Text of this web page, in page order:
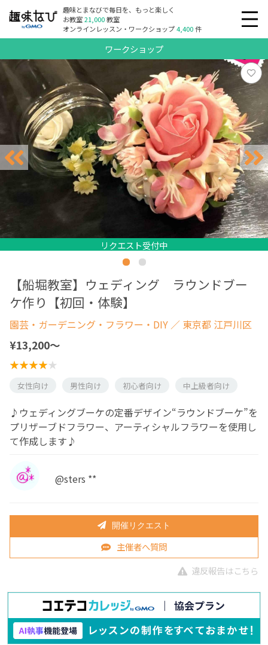
趣味とまなびで毎日を、もっと楽しく
お教室21,000教室
オンラインレッスン・ワークショップ4,400件
ワークショップ
リクエスト受付中
リクエスト受付中
リクエスト受付中
【船堀教室】ウェディング ラウンドブー
ケ作り【初回・体験】
園芸・ガーデニング・フラワー・DIY ／ 東京都 江戸川区
¥13,200〜
女性向け 男性向け 初心者向け 中上級者向け
♪ウェディングブーケの定番デザイン“ラウンドブーケ”を
プリザーブドフラワー、アーティシャルフラワーを使用し
て作成します♪
@sters **
開催リクエスト
主催者へ質問
違反報告はこちら